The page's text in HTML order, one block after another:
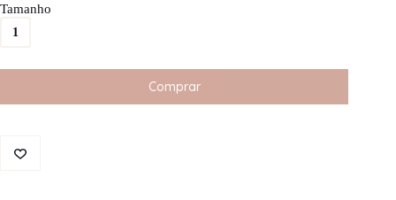
Tamanho
1
Comprar